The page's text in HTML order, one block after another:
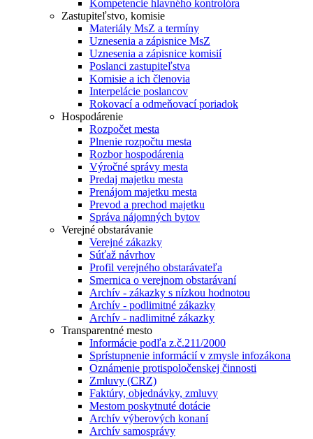
Kompetencie hlavného kontrolóra
Zastupiteľstvo, komisie
Materiály MsZ a termíny
Uznesenia a zápisnice MsZ
Uznesenia a zápisnice komisií
Poslanci zastupiteľstva
Komisie a ich členovia
Interpelácie poslancov
Rokovací a odmeňovací poriadok
Hospodárenie
Rozpočet mesta
Plnenie rozpočtu mesta
Rozbor hospodárenia
Výročné správy mesta
Predaj majetku mesta
Prenájom majetku mesta
Prevod a prechod majetku
Správa nájomných bytov
Verejné obstarávanie
Verejné zákazky
Súťaž návrhov
Profil verejného obstarávateľa
Smernica o verejnom obstarávaní
Archív - zákazky s nízkou hodnotou
Archív - podlimitné zákazky
Archív - nadlimitné zákazky
Transparentné mesto
Informácie podľa z.č.211/2000
Sprístupnenie informácií v zmysle infozákona
Oznámenie protispoločenskej činnosti
Zmluvy (CRZ)
Faktúry, objednávky, zmluvy
Mestom poskytnuté dotácie
Archív výberových konaní
Archív samosprávy